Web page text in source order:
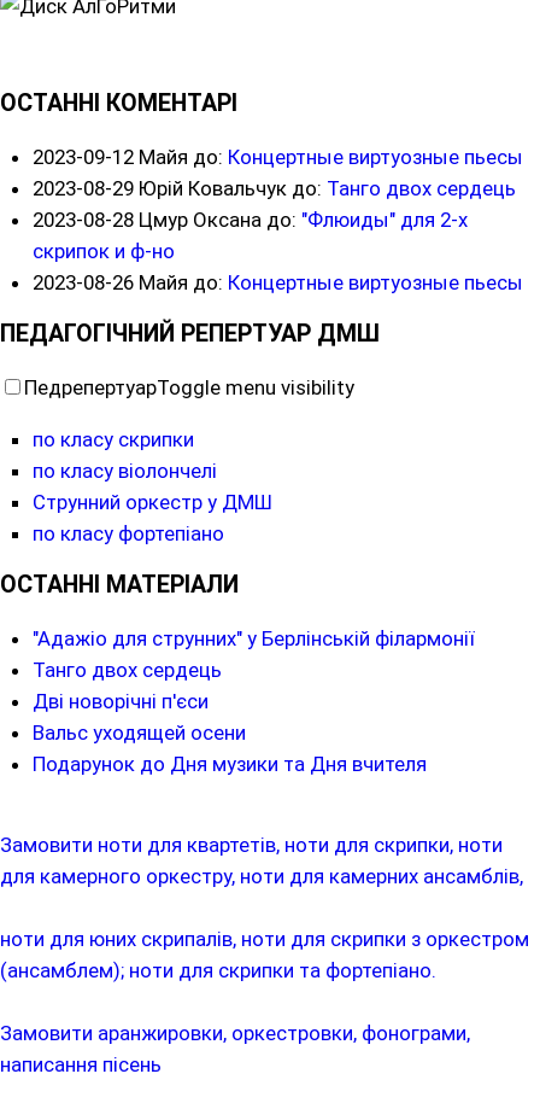
ОСТАННІ КОМЕНТАРІ
2023-09-12 Майя до: Концертные виртуозные пьесы
2023-08-29 Юрій Ковальчук до: Танго двох сердець
2023-08-28 Цмур Оксана до: "Флюиды" для 2-х
скрипок и ф-но
2023-08-26 Майя до: Концертные виртуозные пьесы
ПЕДАГОГІЧНИЙ РЕПЕРТУАР ДМШ
ПедрепертуарToggle menu visibility
по класу скрипки
по класу віолончелі
Струнний оркестр у ДМШ
по класу фортепіано
ОСТАННІ МАТЕРІАЛИ
"Адажіо для струнних" у Берлінській філармонії
Танго двох сердець
Дві новорічні п'єси
Вальс уходящей осени
Подарунок до Дня музики та Дня вчителя
Замовити ноти для квартетів, ноти для скрипки, ноти
для камерного оркестру, ноти для камерних ансамблів,
ноти для юних скрипалів, ноти для скрипки з оркестром
(ансамблем); ноти для скрипки та фортепіано.
Замовити аранжировки, оркестровки, фонограми,
написання пісень